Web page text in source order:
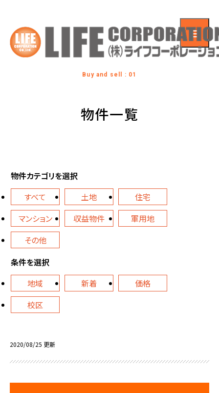
Buy and sell : 01
物件一覧
物件カテゴリを選択
すべて
土地
住宅
マンション
収益物件
軍用地
その他
条件を選択
地域
新着
価格
校区
2020/08/25 更新